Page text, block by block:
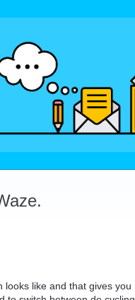
looks like and that gives you